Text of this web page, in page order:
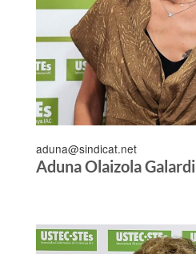
aduna@sindicat.net
Aduna Olaizola Galardi